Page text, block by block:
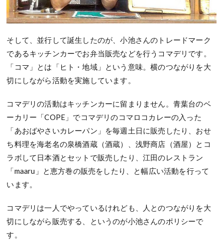
そして、並行して誕生したのが、小池さんのトレードマーク
であるキッチンカーでお弁当販売などを行うコマデリです。
「コマ」とは「ヒト・地域」という意味。横のつながりを大
切にしながら活動を実施しています。
コマデリの活動はキッチンカーに留まりません。青葉台のベ
ーカリー「COPE」でコマデリのコマロコカレーの入った
「あおばやさいカレーパン」を毎週土日に販売したり、おせ
ち料理を海老名の泉橋酒蔵（酒蔵）、浅野商店（酒屋）とコ
ラボして日本酒とセットで販売したり、江田のレストラン
「maaru」と恵方巻の販売をしたり、と幅広い活動を行って
います。
コマデリは一人でやっているけれども、人とのつながりを大
切にしながら販売する、というのが小池さんのポリシーで
す。